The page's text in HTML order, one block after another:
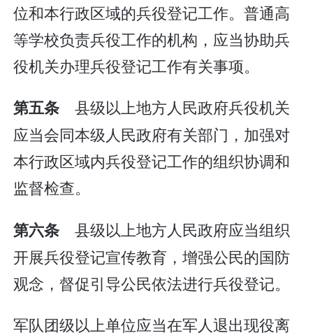
位和本行政区域的兵役登记工作。普通高
等学校负责兵役工作的机构，应当协助兵
役机关办理兵役登记工作有关事项。
第五条县级以上地方人民政府兵役机关
应当会同本级人民政府有关部门，加强对
本行政区域内兵役登记工作的组织协调和
监督检查。
第六条县级以上地方人民政府应当组织
开展兵役登记宣传教育，增强公民的国防
观念，督促引导公民依法进行兵役登记。
军队团级以上单位应当在军人退出现役离